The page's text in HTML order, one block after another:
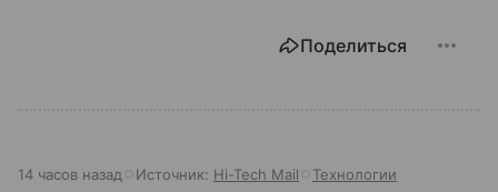
Поделиться
14 часов назад Источник: Hi-Tech Mail Технологии